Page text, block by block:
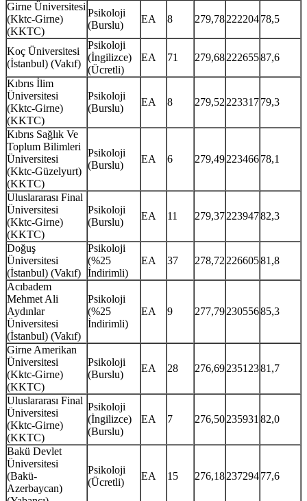
Girne Üniversitesi
(Kktc-Girne)
(KKTC)
Psikoloji
(Burslu)
EA 8 279,7822220478,5
Koç Üniversitesi
(İstanbul) (Vakıf)
Psikoloji
(İngilizce)
(Ücretli)
EA 71 279,6822265587,6
Kıbrıs İlim
Üniversitesi
(Kktc-Girne)
(KKTC)
Psikoloji
(Burslu)
EA 8 279,5222331779,3
Kıbrıs Sağlık Ve
Toplum Bilimleri
Üniversitesi
(Kktc-Güzelyurt)
(KKTC)
Psikoloji
(Burslu)
EA 6 279,4922346678,1
Uluslararası Final
Üniversitesi
(Kktc-Girne)
(KKTC)
Psikoloji
(Burslu)
EA 11 279,3722394782,3
Doğuş
Üniversitesi
(İstanbul) (Vakıf)
Psikoloji
(%25
İndirimli)
EA 37 278,7222660581,8
Acıbadem
Mehmet Ali
Aydınlar
Üniversitesi
(İstanbul) (Vakıf)
Psikoloji
(%25
İndirimli)
EA 9 277,7923055685,3
Girne Amerikan
Üniversitesi
(Kktc-Girne)
(KKTC)
Psikoloji
(Burslu)
EA 28 276,6923512381,7
Uluslararası Final
Üniversitesi
(Kktc-Girne)
(KKTC)
Psikoloji
(İngilizce)
(Burslu)
EA 7 276,5023593182,0
Bakü Devlet
Üniversitesi
(Bakü-
Azerbaycan)
Psikoloji
(Ücretli)
EA 15 276,1823729477,6